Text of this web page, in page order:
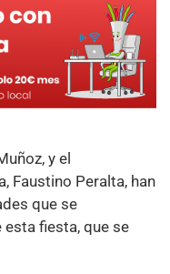
y el
Faustino Peralta, han
que se
fiesta, que se